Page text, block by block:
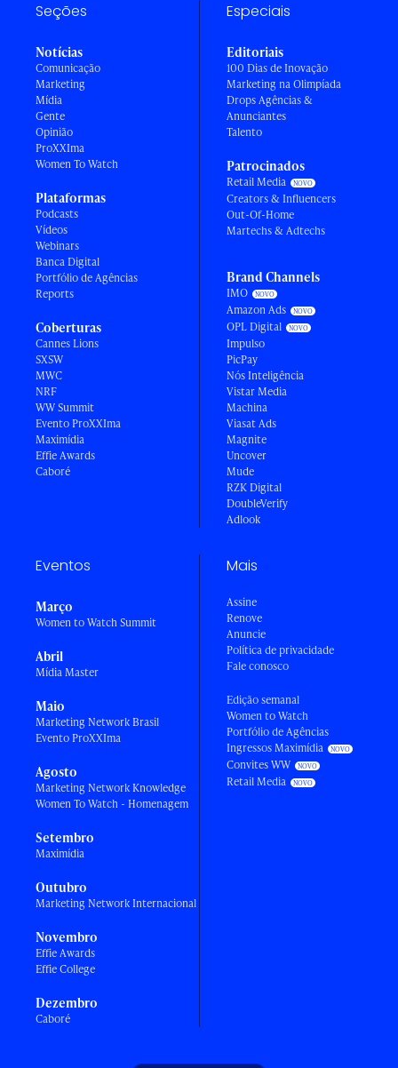
Seções
Notícias
Comunicação
Marketing
Mídia
Gente
Opinião
ProXXIma
Women To Watch
Plataformas
Podcasts
Vídeos
Webinars
Banca Digital
Portfólio de Agências
Reports
Coberturas
Cannes Lions
SXSW
MWC
NRF
WW Summit
Evento ProXXIma
Maximídia
Effie Awards
Caboré
Especiais
Editoriais
100 Dias de Inovação
Marketing na Olimpíada
Drops Agências &
Anunciantes
Talento
Patrocinados
Retail Media
Creators & Influencers
Out-Of-Home
Martechs & Adtechs
Brand Channels
IMO
Amazon Ads
OPL Digital
Impulso
PicPay
Nós Inteligência
Vistar Media
Machina
Viasat Ads
Magnite
Uncover
Mude
RZK Digital
DoubleVerify
Adlook
Eventos
Março
Women to Watch Summit
Abril
Mídia Master
Maio
Marketing Network Brasil
Evento ProXXIma
Agosto
Marketing Network Knowledge
Women To Watch - Homenagem
Setembro
Maximídia
Outubro
Marketing Network Internacional
Novembro
Effie Awards
Effie College
Dezembro
Caboré
Mais
Assine
Renove
Anuncie
Política de privacidade
Fale conosco
Edição semanal
Women to Watch
Portfólio de Agências
Ingressos Maximídia
Convites WW
Retail Media